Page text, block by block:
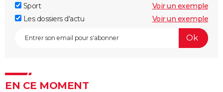
Sport
Voir un exemple
Les dossiers d'actu
Voir un exemple
EN CE MOMENT